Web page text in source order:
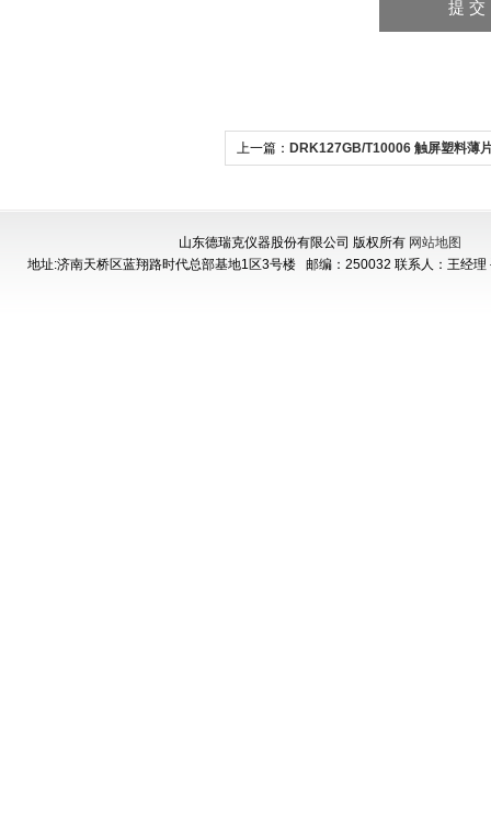
上一篇： DRK127GB/T10006 触屏塑料薄
山东德瑞克仪器股份有限公司 版权所有 网站地图
地址:济南天桥区蓝翔路时代总部基地1区3号楼 邮编：250032 联系人：王经